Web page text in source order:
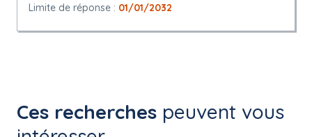
Limite de réponse : 01/01/2032
Ces recherches peuvent vous